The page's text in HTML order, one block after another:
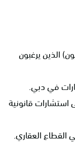
الذين يرغبون
في دبي.
استشارات قانونية
العقاري.